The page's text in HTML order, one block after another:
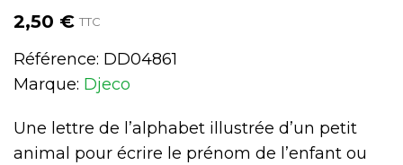
2,50 € TTC
Référence: DD04861
Marque: Djeco
Une lettre de l’alphabet illustrée d’un petit
animal pour écrire le prénom de l’enfant ou